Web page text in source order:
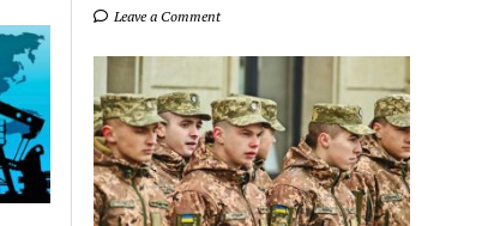
Leave a Comment